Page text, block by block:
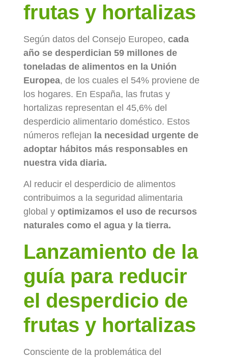
frutas y hortalizas
Según datos del Consejo Europeo, cada
año se desperdician 59 millones de
toneladas de alimentos en la Unión
Europea, de los cuales el 54% proviene de
los hogares. En España, las frutas y
hortalizas representan el 45,6% del
desperdicio alimentario doméstico. Estos
números reflejan la necesidad urgente de
adoptar hábitos más responsables en
nuestra vida diaria.
Al reducir el desperdicio de alimentos
contribuimos a la seguridad alimentaria
global y optimizamos el uso de recursos
naturales como el agua y la tierra.
Lanzamiento de la
guía para reducir
el desperdicio de
frutas y hortalizas
Consciente de la problemática del